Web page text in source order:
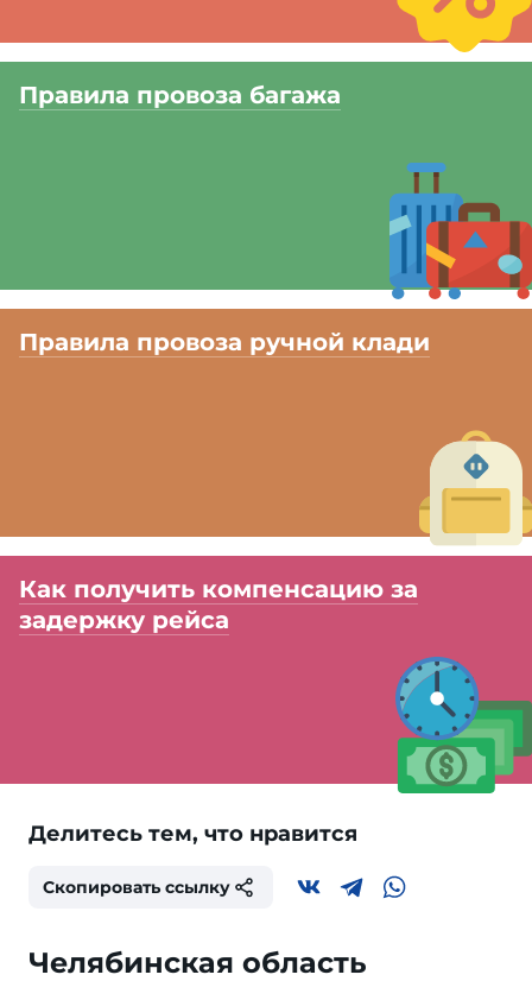
Правила провоза багажа
Правила провоза ручной клади
Как получить компенсацию за
задержку рейса
Делитесь тем, что нравится
Скопировать ссылку
Челябинская область